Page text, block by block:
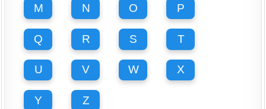
M N O P
Q R S T
U V W X
Y Z